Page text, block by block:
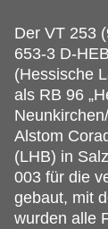
Der VT 253
653-3 D-
(Hessische
als RB 96
Alstom
(LHB) in
003 für die
gebaut, mit
wurden alle